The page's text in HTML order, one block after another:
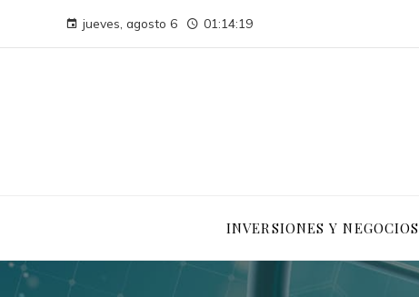
jueves, agosto 6 01:14:21
INVERSIONES Y NEGOCIOS